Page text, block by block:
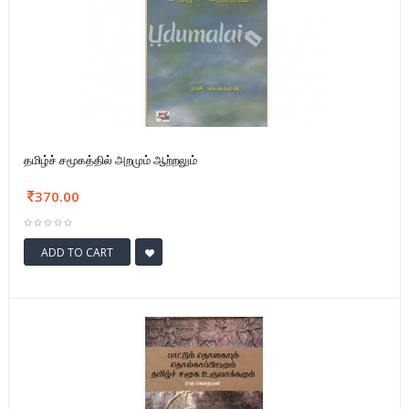
தமிழ்ச் சமூகத்தில் அறமும் ஆற்றலும்
370.00
ADD TO CART